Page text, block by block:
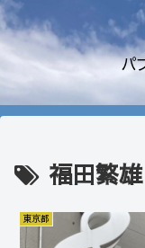
パ
福田繁雄
東京都